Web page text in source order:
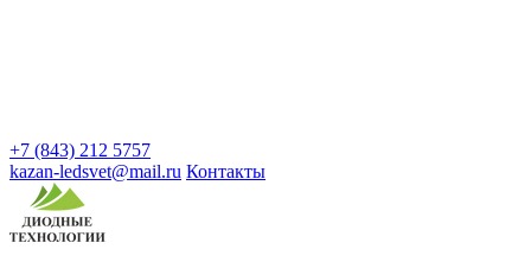
+7 (843) 212 5757
kazan-ledsvet@mail.ru Контакты